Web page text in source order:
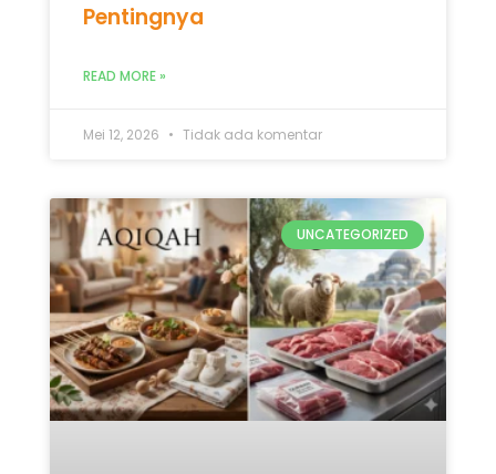
Pentingnya
READ MORE »
Mei 12, 2026 Tidak ada komentar
UNCATEGORIZED